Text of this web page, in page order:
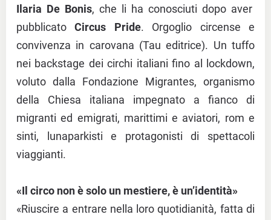
Ilaria De Bonis, che li ha conosciuti dopo aver
pubblicatoCircus Pride. Orgoglio circense e
convivenza in carovana (Tau editrice). Un tuffo
nei backstage dei circhi italiani fino al lockdown,
voluto dalla Fondazione Migrantes, organismo
della Chiesa italiana impegnato a fianco di
migranti ed emigrati, marittimi e aviatori, rom e
sinti, lunaparkisti e protagonisti di spettacoli
viaggianti.
«Il circo non è solo un mestiere, è un’identità»
«Riuscire a entrare nella loro quotidianità, fatta di